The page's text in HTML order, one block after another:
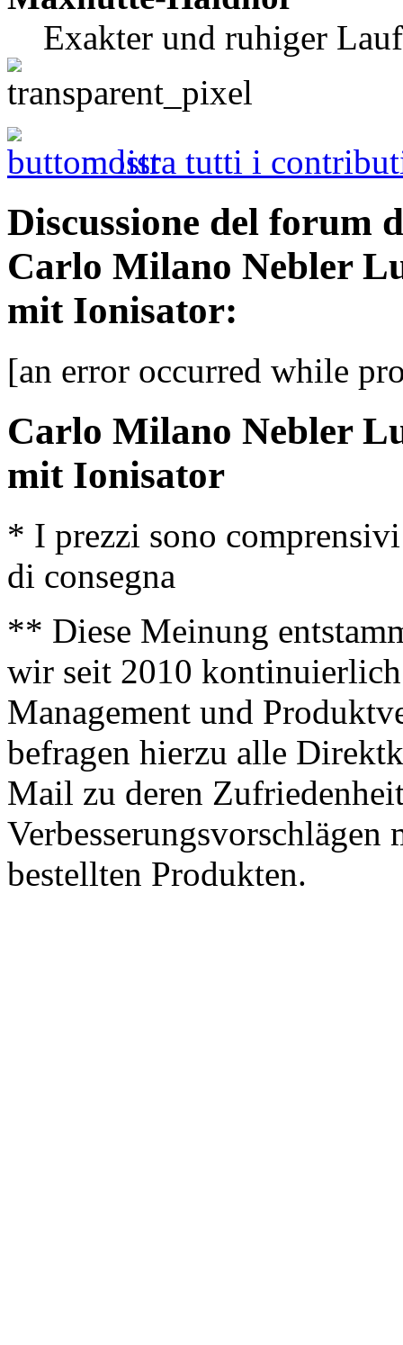
Exakter und ruhiger
mostra tutti i
Discussione del forum
Carlo Milano Nebler
mit Ionisator:
[an error occurred while
Carlo Milano Nebler
mit Ionisator
* I prezzi sono
di consegna
** Diese Meinung
wir seit 2010
Management und
befragen hierzu alle
Mail zu deren
bestellten Produkten.